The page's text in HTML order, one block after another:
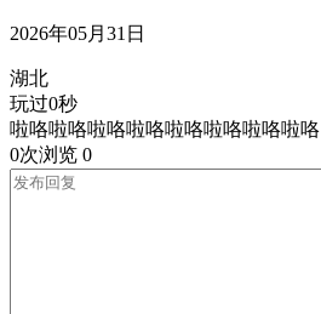
2026年05月31日
湖北
玩过0秒
啦咯啦咯啦咯啦咯啦咯啦咯啦咯啦咯
0次浏览 0